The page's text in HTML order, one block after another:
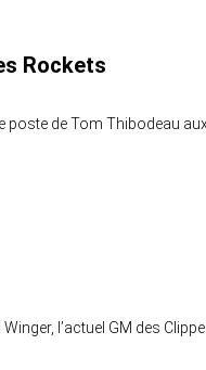
Rockets
poste de Tom Thibodeau
l’actuel GM des